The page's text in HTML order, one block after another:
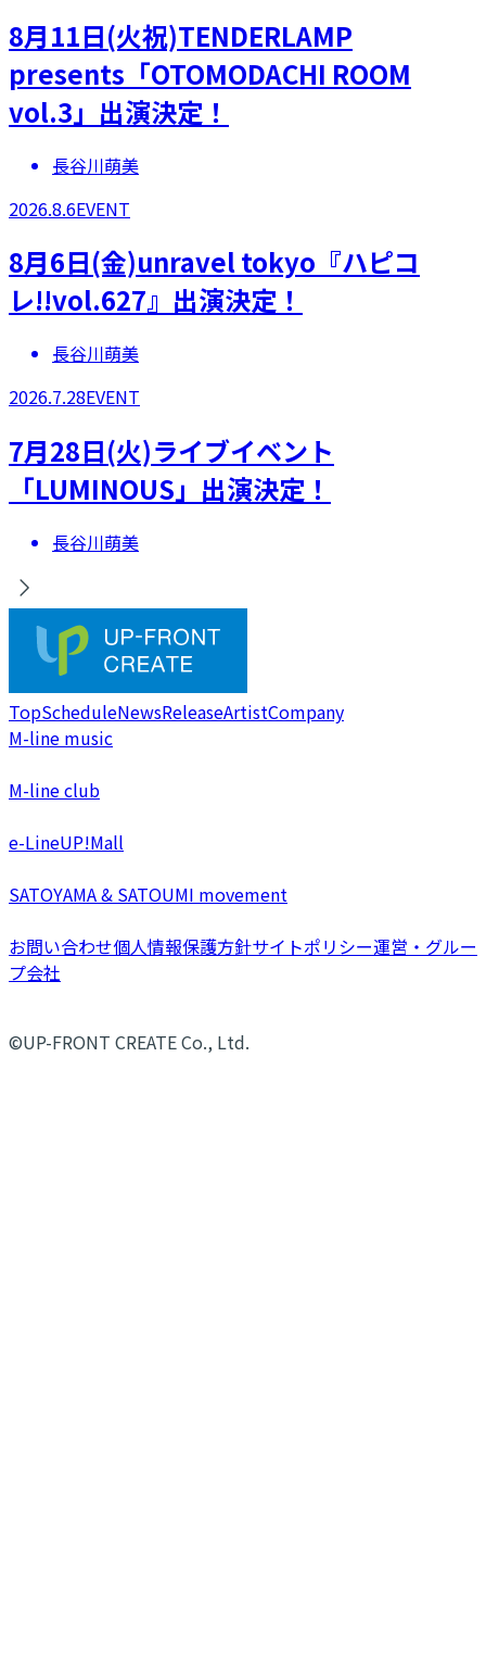
8月11日(火祝)TENDERLAMP
presents「OTOMODACHI ROOM
vol.3」出演決定！
長谷川萌美
2026.8.6EVENT
8月6日(金)unravel tokyo『ハピコ
レ!!vol.627』出演決定！
長谷川萌美
2026.7.28EVENT
7月28日(火)ライブイベント
「LUMINOUS」出演決定！
長谷川萌美
TopScheduleNewsReleaseArtistCompany
M-line music
M-line club
e-LineUP!Mall
SATOYAMA & SATOUMI movement
お問い合わせ個人情報保護方針サイトポリシー運営・グルー
プ会社
©UP-FRONT CREATE Co., Ltd.